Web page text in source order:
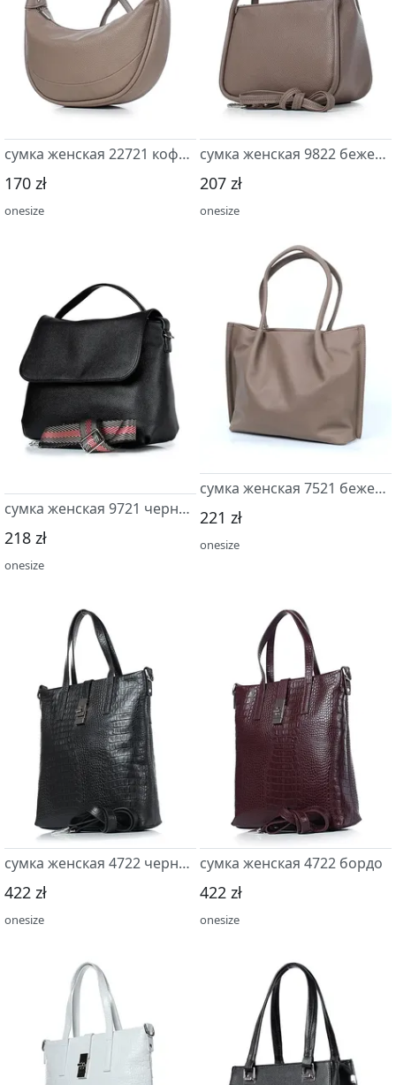
сумка женская 22721 кофейный
170 zł
onesize
сумка женская 9822 бежевый т.
207 zł
onesize
сумка женская 9721 черный
218 zł
onesize
сумка женская 7521 бежевый т.
221 zł
onesize
сумка женская 4722 черный
422 zł
onesize
сумка женская 4722 бордо
422 zł
onesize